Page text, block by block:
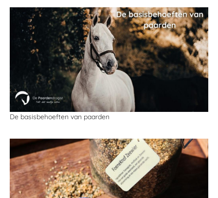
De basisbehoeften van paarden